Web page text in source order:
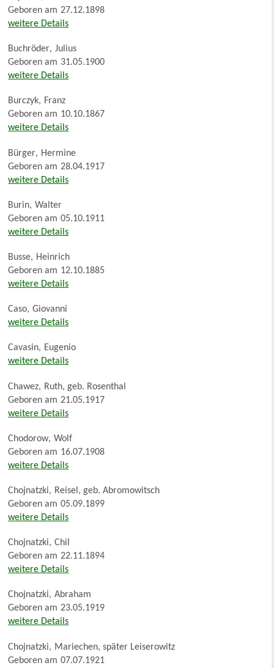
Geboren am 27.12.1898
weitere Details
Buchröder, Julius
Geboren am 31.05.1900
weitere Details
Burczyk, Franz
Geboren am 10.10.1867
weitere Details
Bürger, Hermine
Geboren am 28.04.1917
weitere Details
Burin, Walter
Geboren am 05.10.1911
weitere Details
Busse, Heinrich
Geboren am 12.10.1885
weitere Details
Caso, Giovanni
weitere Details
Cavasin, Eugenio
weitere Details
Chawez, Ruth, geb. Rosenthal
Geboren am 21.05.1917
weitere Details
Chodorow, Wolf
Geboren am 16.07.1908
weitere Details
Chojnatzki, Reisel, geb. Abromowitsch
Geboren am 05.09.1899
weitere Details
Chojnatzki, Chil
Geboren am 22.11.1894
weitere Details
Chojnatzki, Abraham
Geboren am 23.05.1919
weitere Details
Chojnatzki, Mariechen, später Leiserowitz
Geboren am 07.07.1921